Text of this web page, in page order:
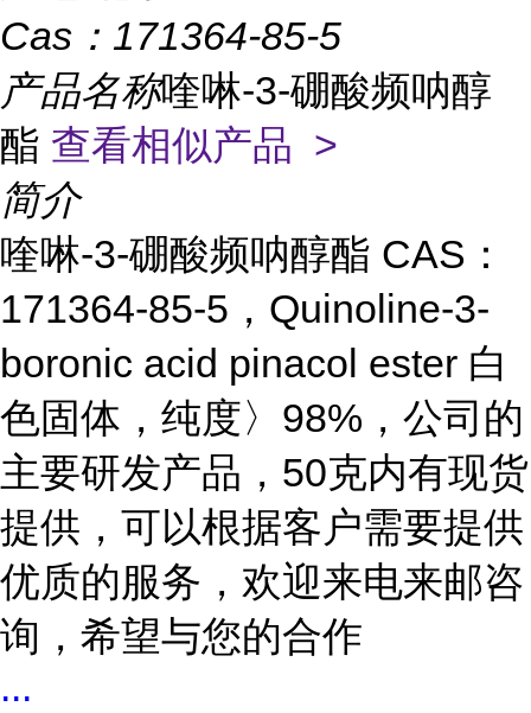
Cas： 171364-85-5
产品名称喹啉-3-硼酸频呐醇
酯 查看相似产品 >
简介
喹啉-3-硼酸频呐醇酯 CAS：
171364-85-5，Quinoline-3-
boronic acid pinacol ester 白
色固体，纯度〉98%，公司的
主要研发产品，50克内有现货
提供，可以根据客户需要提供
优质的服务，欢迎来电来邮咨
询，希望与您的合作
...